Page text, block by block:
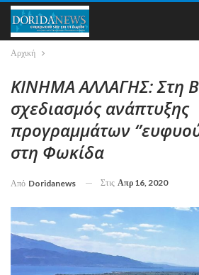
Αρχική
ΚΙΝΗΜΑ ΑΛΛΑΓΗΣ: Στη
σχεδιασμός ανάπτυξης
προγραμμάτων
στη Φωκίδα
Από Doridanews Στις Απρ 16, 2020